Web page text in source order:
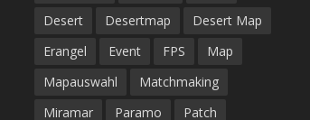
Desert
Desertmap
Desert Map
Erangel
Event FPS
Map
Mapauswahl
Matchmaking
Miramar
Paramo Patch